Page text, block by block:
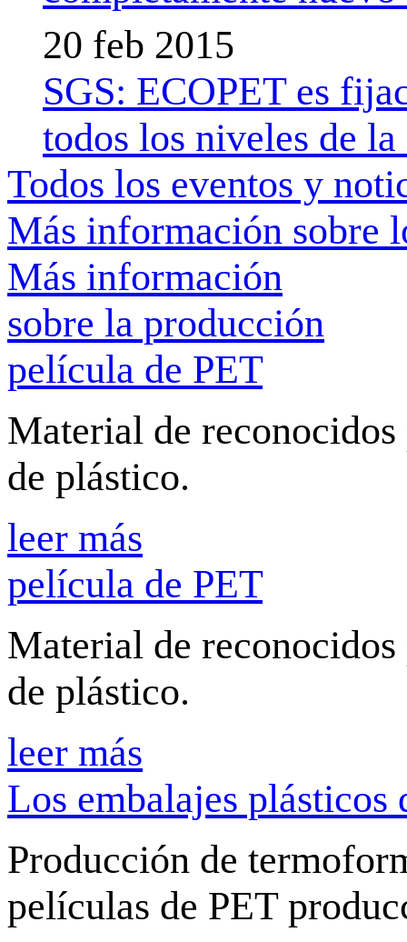
20 feb 2015
SGS: ECOPET es
todos los niveles de
Todos los eventos y
Más información sobre
Más información
sobre la producción
película de PET
Material de
de plástico.
leer más
película de PET
Material de
de plástico.
leer más
Los embalajes plásticos
Producción de
películas de PET